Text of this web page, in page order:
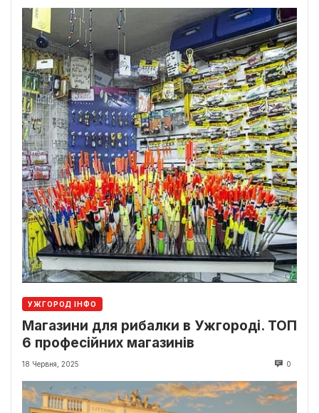
УЖГОРОД ІНФО
Магазини для рибалки в Ужгороді. ТОП
6 професійних магазинів
18 Червня, 2025 0